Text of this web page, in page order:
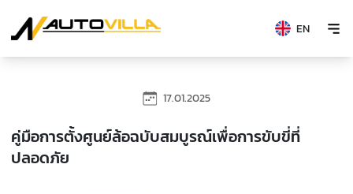
EN
17.01.2025
คู่มือการตั้งศูนย์ล้อฉบับสมบูรณ์เพื่อการขับขี่ที่
ปลอดภัย